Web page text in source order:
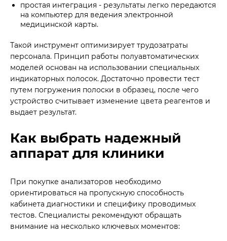
простая интеграция - результаты легко передаются
на компьютер для ведения электронной
медицинской карты.
Такой инструмент оптимизирует трудозатраты
персонала. Принцип работы полуавтоматических
моделей основан на использовании специальных
индикаторных полосок. Достаточно провести тест
путем погружения полоски в образец, после чего
устройство считывает изменение цвета реагентов и
выдает результат.
Как выбрать надежный
аппарат для клиники
При покупке анализаторов необходимо
ориентироваться на пропускную способность
кабинета диагностики и специфику проводимых
тестов. Специалисты рекомендуют обращать
внимание на несколько ключевых моментов: